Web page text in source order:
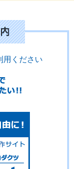
用ください